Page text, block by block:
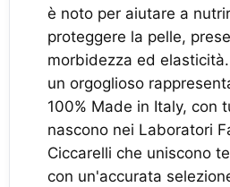
è noto per aiutare a
proteggere la pelle,
morbidezza ed
un orgoglioso
100% Made in Italy, con
nascono nei Laboratori
Ciccarelli che uniscono
con un'accurata